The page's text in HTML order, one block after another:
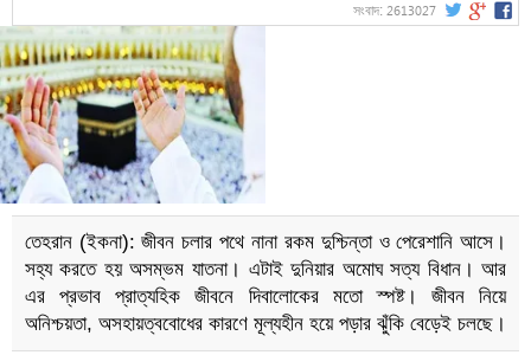
সংবাদ: 2613027
তেহরান (ইকনা): জীবন চলার পথে নানা রকম দুশ্চিন্তা ও পেরেশানি আসে।
সহ্য করতে হয় অসম্ভম যাতনা। এটাই দুনিয়ার অমোঘ সত্য বিধান। আর
এর প্রভাব প্রাত্যহিক জীবনে দিবালোকের মতো স্পষ্ট। জীবন নিয়ে
অনিশ্চয়তা, অসহায়ত্ববোধের কারণে মূল্যহীন হয়ে পড়ার ঝুঁকি বেড়েই চলছে।